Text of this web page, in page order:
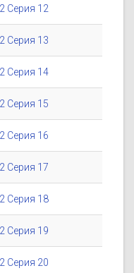
Серия 12
Серия 13
Серия 14
Серия 15
Серия 16
Серия 17
Серия 18
Серия 19
Серия 20